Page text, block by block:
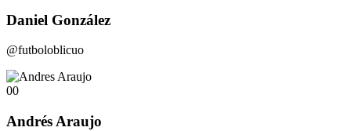
Daniel González
@futboloblicuo
00
Andrés Araujo